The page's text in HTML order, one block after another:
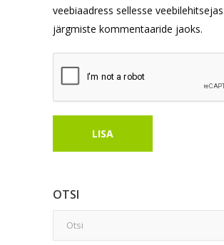
veebiaadress sellesse
järgmiste kommentaaride jaoks.
OTSI